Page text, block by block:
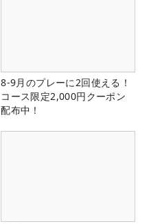
8-9月のプレーに2回使える！
コース限定2,000円クーポン
配布中！